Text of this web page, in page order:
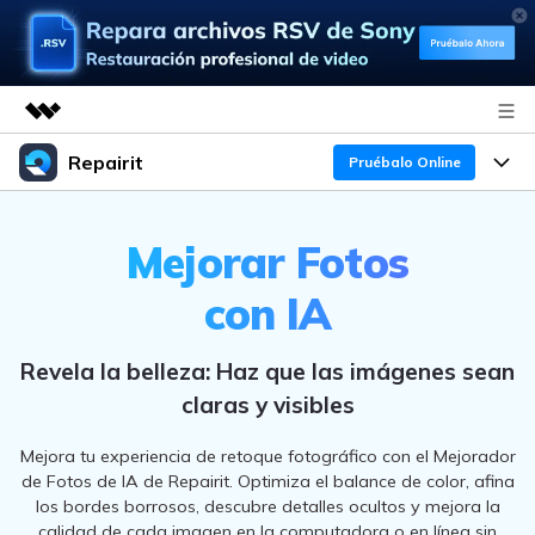
Productos destacados
Quiénes somos
Soporte
Repairit Pruébalo Online
Repairit IA
Repara y mejora archivos con IA
multiplataforma
En Línea
Experto en Reparación de Datos
Perspectiva Tecnológica
Guías y Soporte
Soluciones de Video
Soluciones de Archivos
Precios
Mejorar Fotos
con IA
Revela la belleza: Haz que las imágenes sean
claras y visibles
Mejora tu experiencia de retoque fotográfico con el Mejorador
de Fotos de IA de Repairit. Optimiza el balance de color, afina
los bordes borrosos, descubre detalles ocultos y mejora la